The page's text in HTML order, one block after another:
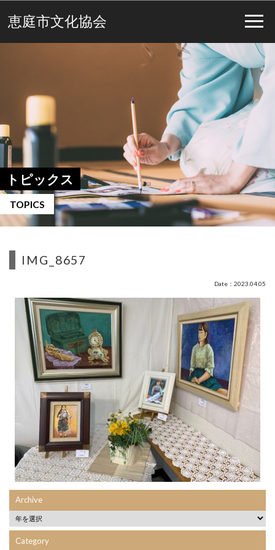
恵庭市文化協会
トピックス
TOPICS
IMG_8657
Date：2023.04.05
Archive
Category